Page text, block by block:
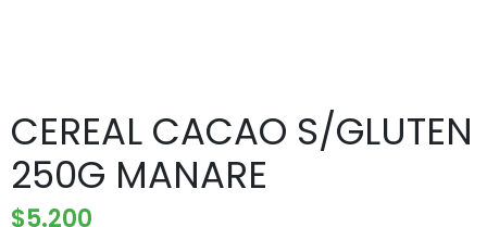
CEREAL CACAO S/GLUTEN
250G MANARE
$5.200